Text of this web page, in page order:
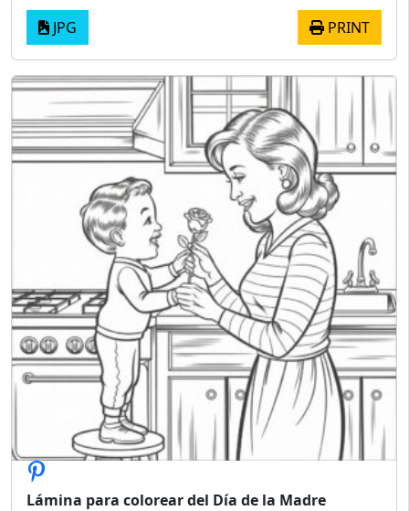
JPG PRINT
Lámina para colorear del Día de la Madre